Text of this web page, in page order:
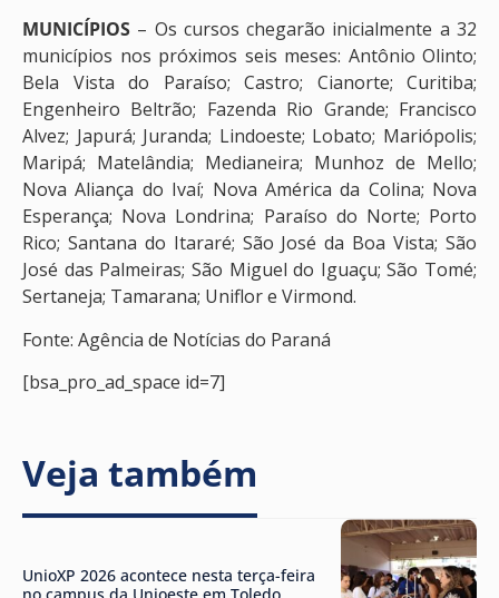
MUNICÍPIOS – Os cursos chegarão inicialmente a 32
municípios nos próximos seis meses: Antônio Olinto;
Bela Vista do Paraíso; Castro; Cianorte; Curitiba;
Engenheiro Beltrão; Fazenda Rio Grande; Francisco
Alvez; Japurá; Juranda; Lindoeste; Lobato; Mariópolis;
Maripá; Matelândia; Medianeira; Munhoz de Mello;
Nova Aliança do Ivaí; Nova América da Colina; Nova
Esperança; Nova Londrina; Paraíso do Norte; Porto
Rico; Santana do Itararé; São José da Boa Vista; São
José das Palmeiras; São Miguel do Iguaçu; São Tomé;
Sertaneja; Tamarana; Uniflor e Virmond.
Fonte: Agência de Notícias do Paraná
[bsa_pro_ad_space id=7]
Veja também
UnioXP 2026 acontece nesta terça-feira